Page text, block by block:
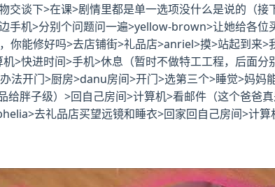
交谈下>在课>剧情里都是单一选项没什么是说的（
手机>分别个问题问一遍>yellow-brown>让她给各
你能修好吗>去店铺街>礼品店>anriel>摸>站起到来
>快进时间>手机>休息（暂时不做特工工程，后面
法开门>厨房>danu房间>开门>选第三个>睡觉>妈
给胖子级）>回自己房间>计算机>看邮件（这个爸
去礼品店买望远镜和睡衣>回家回自己房间>计